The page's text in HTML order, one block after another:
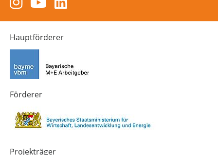
Instagram-
Kanal
von
Technik-
in
Bayern
4.0
YouTube-
Kanal
von
LinkedIn-
Kanal
Hauptförderer
Förderer
Projekträger